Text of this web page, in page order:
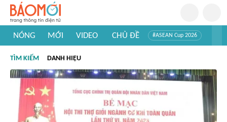
NÓNG MỚI VIDEO CHỦ ĐỀ #ASEAN Cup 2026
#Khám phá thế giới
TÌM KIẾM DANH HIỆU